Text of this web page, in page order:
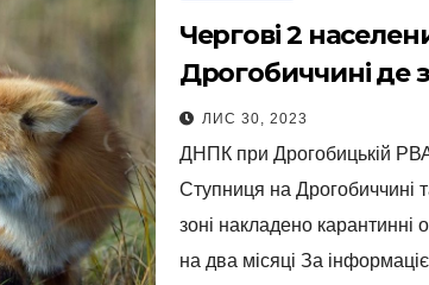
Чергові 2
Дрогобиччині де
карантин через
ЛИС 30, 2023
ДНПК при Дрогобицькій
Ступниця на Дрогобиччині
зоні накладено
на два місяці За